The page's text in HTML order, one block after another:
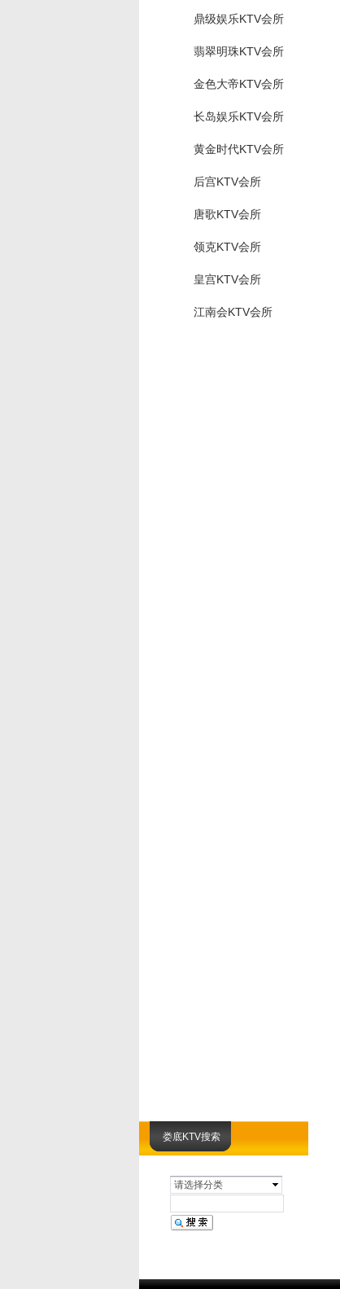
娄底KTV搜索
请选择分类
鼎级娱乐KTV会所
翡翠明珠KTV会所
金色大帝KTV会所
长岛娱乐KTV会所
黄金时代KTV会所
后宫KTV会所
唐歌KTV会所
领克KTV会所
皇宫KTV会所
江南会KTV会所